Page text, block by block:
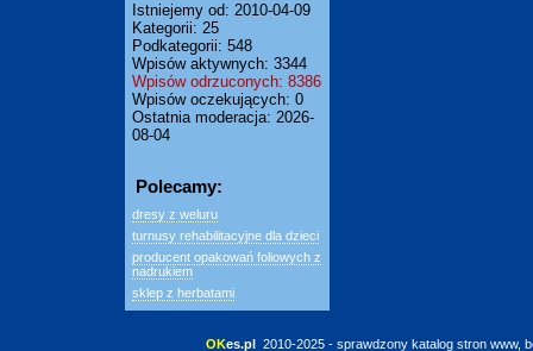
Istniejemy od: 2010-04-09
Kategorii: 25
Podkategorii: 548
Wpisów aktywnych: 3344
Wpisów odrzuconych: 8386
Wpisów oczekujących: 0
Ostatnia moderacja: 2026-
08-04
Polecamy:
dresy z weluru
turnusy rehabilitacyjne dla dzieci
producent opakowań foliowych z
nadrukiem
sklep z herbatami
OKes.pl 2010-2025 - sprawdzony katalog stron www,